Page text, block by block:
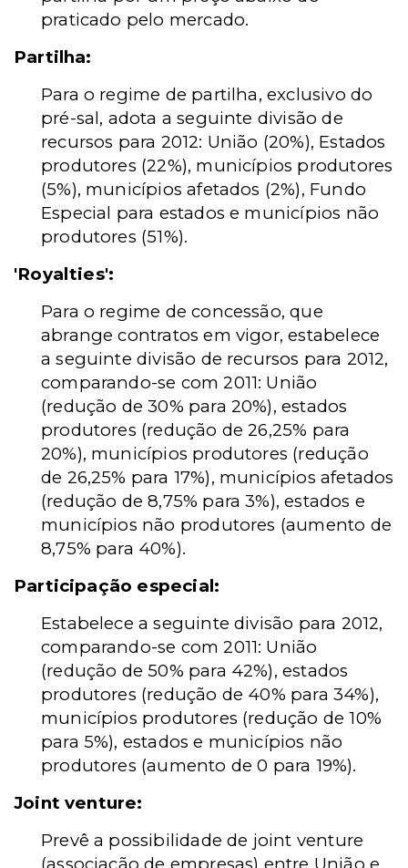
praticado pelo mercado.
Partilha:
Para o regime de partilha, exclusivo do
pré-sal, adota a seguinte divisão de
recursos para 2012: União (20%), Estados
produtores (22%), municípios produtores
(5%), municípios afetados (2%), Fundo
Especial para estados e municípios não
produtores (51%).
'Royalties':
Para o regime de concessão, que
abrange contratos em vigor, estabelece
a seguinte divisão de recursos para 2012,
comparando-se com 2011: União
(redução de 30% para 20%), estados
produtores (redução de 26,25% para
20%), municípios produtores (redução
de 26,25% para 17%), municípios afetados
(redução de 8,75% para 3%), estados e
municípios não produtores (aumento de
8,75% para 40%).
Participação especial:
Estabelece a seguinte divisão para 2012,
comparando-se com 2011: União
(redução de 50% para 42%), estados
produtores (redução de 40% para 34%),
municípios produtores (redução de 10%
para 5%), estados e municípios não
produtores (aumento de 0 para 19%).
Joint venture:
Prevê a possibilidade de joint venture